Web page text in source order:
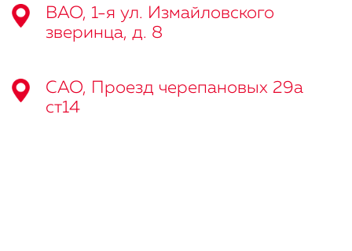
ВАО, 1-я ул. Измайловского
зверинца, д. 8
САО, Проезд черепановых 29а
ст14